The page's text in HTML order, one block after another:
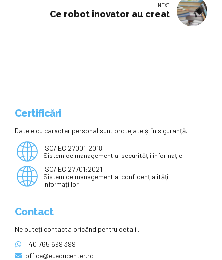
NEXT
Ce robot inovator au creat
Certificări
Datele cu caracter personal sunt protejate și în siguranță.
ISO/IEC 27001:2018
Sistem de management al securității informației
ISO/IEC 27701:2021
Sistem de management al confidențialității
informațiilor
Contact
Ne puteți contacta oricând pentru detalii.
+40 765 699 399
office@eueducenter.ro